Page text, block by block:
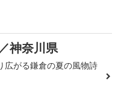
神奈川県
広がる鎌倉の夏の風物詩